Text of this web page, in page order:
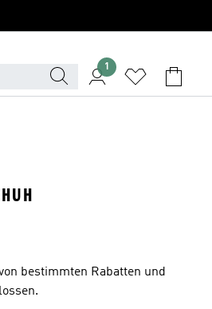
1
bestimmten Rabatten und